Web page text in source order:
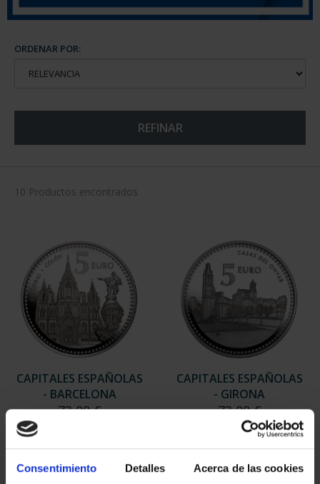
Consentimiento Detalles Acerca de las cookies
ORDENAR POR:
REFINAR
10 Productos encontrados
CAPITALES ESPAÑOLAS
- BARCELONA
73,00 €
CAPITALES ESPAÑOLAS
- GIRONA
73,00 €